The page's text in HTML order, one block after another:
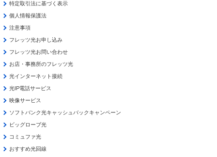
特定取引法に基づく表示
個人情報保護法
注意事項
フレッツ光お申し込み
フレッツ光お問い合わせ
お店・事務所のフレッツ光
光インターネット接続
光IP電話サービス
映像サービス
ソフトバンク光キャッシュバックキャンペーン
ビッグローブ光
コミュファ光
おすすめ光回線